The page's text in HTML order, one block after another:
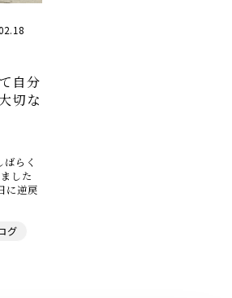
自分
切な
らく
した
に逆戻
グ